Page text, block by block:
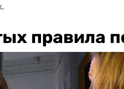
правила